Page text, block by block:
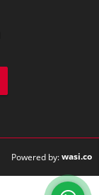
Powered by:wasi.co